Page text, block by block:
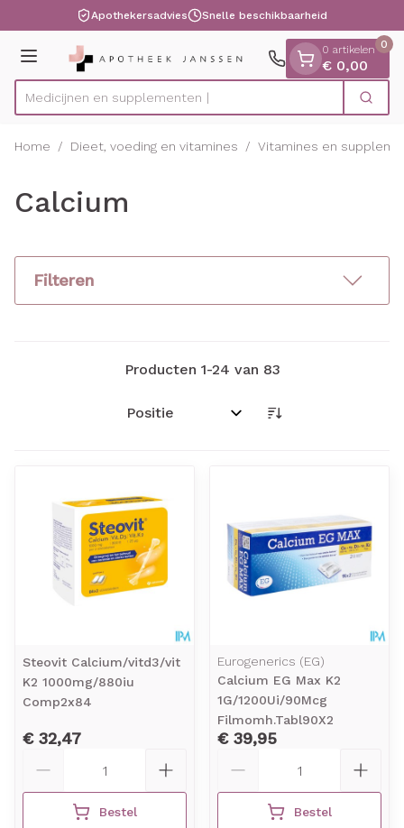
Ga naar de inhoudApothekersadvies Snelle beschikbaarheid
Menu
Product, merk, categorie...
Medicijn Zoek
0 artikelen
€ 0,00
0
Home / Dieet, voeding en vitamines / Vitamines en
Calcium
Filteren
Producten 1-24 van 83
Sorteer op:
Steovit Calcium/vitd3/vit
K2 1000mg/880iu
Comp2x84
€ 32,47
Bestel
Eurogenerics (EG)
Calcium EG Max K2
1G/1200Ui/90Mcg
Filmomh.Tabl90X2
€ 39,95
Bestel